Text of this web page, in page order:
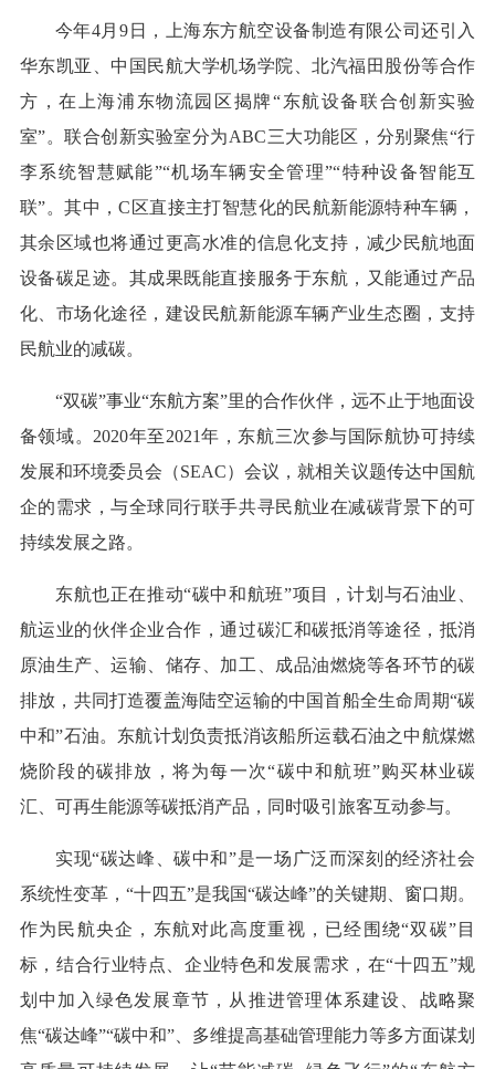
今年4月9日，上海东方航空设备制造有限公司还引入
华东凯亚、中国民航大学机场学院、北汽福田股份等合作
方，在上海浦东物流园区揭牌“东航设备联合创新实验
室”。联合创新实验室分为ABC三大功能区，分别聚焦“行
李系统智慧赋能”“机场车辆安全管理”“特种设备智能互
联”。其中，C区直接主打智慧化的民航新能源特种车辆，
其余区域也将通过更高水准的信息化支持，减少民航地面
设备碳足迹。其成果既能直接服务于东航，又能通过产品
化、市场化途径，建设民航新能源车辆产业生态圈，支持
民航业的减碳。
“双碳”事业“东航方案”里的合作伙伴，远不止于地面设
备领域。2020年至2021年，东航三次参与国际航协可持续
发展和环境委员会（SEAC）会议，就相关议题传达中国航
企的需求，与全球同行联手共寻民航业在减碳背景下的可
持续发展之路。
东航也正在推动“碳中和航班”项目，计划与石油业、
航运业的伙伴企业合作，通过碳汇和碳抵消等途径，抵消
原油生产、运输、储存、加工、成品油燃烧等各环节的碳
排放，共同打造覆盖海陆空运输的中国首船全生命周期“碳
中和”石油。东航计划负责抵消该船所运载石油之中航煤燃
烧阶段的碳排放，将为每一次“碳中和航班”购买林业碳
汇、可再生能源等碳抵消产品，同时吸引旅客互动参与。
实现“碳达峰、碳中和”是一场广泛而深刻的经济社会
系统性变革，“十四五”是我国“碳达峰”的关键期、窗口期。
作为民航央企，东航对此高度重视，已经围绕“双碳”目
标，结合行业特点、企业特色和发展需求，在“十四五”规
划中加入绿色发展章节，从推进管理体系建设、战略聚
焦“碳达峰”“碳中和”、多维提高基础管理能力等多方面谋划